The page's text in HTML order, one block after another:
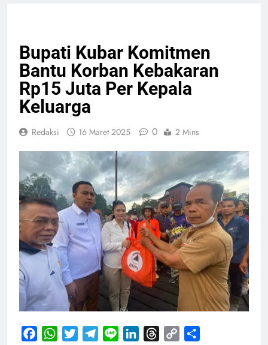
Bupati Kubar Komitmen
Bantu Korban Kebakaran
Rp15 Juta Per Kepala
Keluarga
Redaksi 16 Maret 2025 0 2 Mins
FacebookWhatsApp
TwitterTelegram
Line LinkedInThreads
Copy